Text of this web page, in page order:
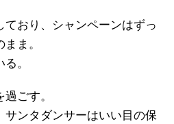
おり、シャンペーンはずっ
ま。
。
ごす。
サンタダンサーはいい目の保